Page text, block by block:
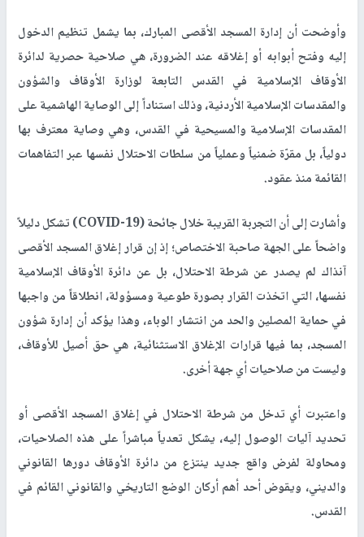
وأوضحت أن إدارة المسجد الأقصى المبارك، بما يشمل تنظيم الدخول
إليه وفتح أبوابه أو إغلاقه عند الضرورة، هي صلاحية حصرية لدائرة
الأوقاف الإسلامية في القدس التابعة لوزارة الأوقاف والشؤون
والمقدسات الإسلامية الأردنية، وذلك استناداً إلى الوصاية الهاشمية على
المقدسات الإسلامية والمسيحية في القدس، وهي وصاية معترف بها
دولياً، بل مقرّة ضمنياً وعملياً من سلطات الاحتلال نفسها عبر التفاهمات
القائمة منذ عقود.
وأشارت إلى أن التجربة القريبة خلال جائحة (COVID-19) تشكل دليلاً
واضحاً على الجهة صاحبة الاختصاص؛ إذ إن قرار إغلاق المسجد الأقصى
آنذاك لم يصدر عن شرطة الاحتلال، بل عن دائرة الأوقاف الإسلامية
نفسها، التي اتخذت القرار بصورة طوعية ومسؤولة، انطلاقاً من واجبها
في حماية المصلين والحد من انتشار الوباء، وهذا يؤكد أن إدارة شؤون
المسجد، بما فيها قرارات الإغلاق الاستثنائية، هي حق أصيل للأوقاف،
وليست من صلاحيات أي جهة أخرى.
واعتبرت أي تدخل من شرطة الاحتلال في إغلاق المسجد الأقصى أو
تحديد آليات الوصول إليه، يشكل تعدياً مباشراً على هذه الصلاحيات،
ومحاولة لفرض واقع جديد ينتزع من دائرة الأوقاف دورها القانوني
والديني، ويقوض أحد أهم أركان الوضع التاريخي والقانوني القائم في
القدس.